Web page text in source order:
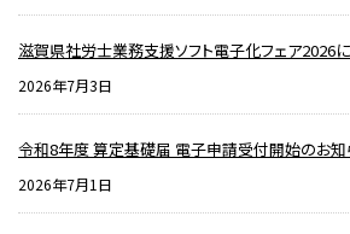
滋賀県社労士業務支援ソフト電子化フェア2026
2026年7月3日
令和8年度 算定基礎届 電子申請受付開始のお知
2026年7月1日